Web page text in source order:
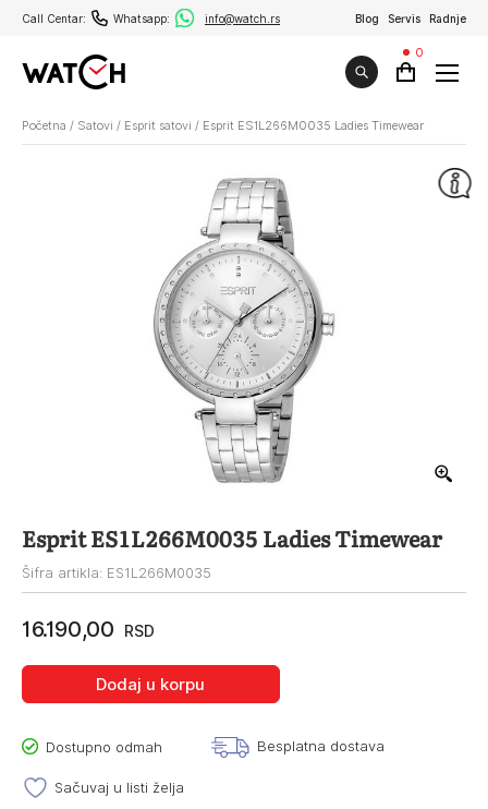
Call Centar: Whatsapp: info@watch.rs Blog Servis Radnje
0
Početna / Satovi / Esprit satovi / Esprit ES1L266M0035 Ladies Timewear
Esprit ES1L266M0035 Ladies Timewear
Šifra artikla: ES1L266M0035
16.190,00 RSD
Dodaj u korpu
Dostupno odmah Besplatna dostava
Sačuvaj u listi želja